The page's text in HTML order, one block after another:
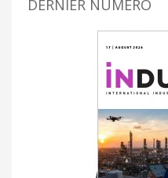
DERNIER NUMÉRO